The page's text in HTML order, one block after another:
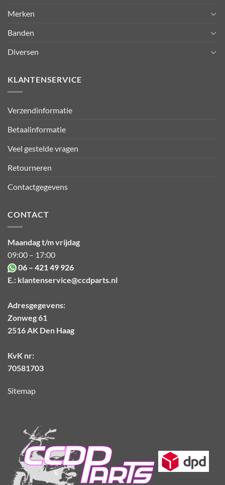
Merken
Banden
Diversen
KLANTENSERVICE
Verzendinformatie
Betaalinformatie
Veel gestelde vragen
Retourneren
Contactgegevens
CONTACT
Maandag t/m vrijdag
09:00 – 17:00
06 – 421 49 926
E.: klantenservice@ccdparts.nl
Adresgegevens:
Zonweg 61
2516 AK Den Haag
KvK nr:
70581703
Sitemap